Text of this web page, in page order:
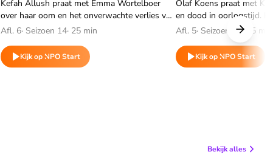
Kefah Allush praat met Emma Wortelboer
over haar oom en het onverwachte verlies van
een vriend en wat dat deed met haar kijk op
accepteren en weer door.
Afl. 6· Seizoen 14· 25 min
Kijk op NPO Start
Olaf Koens praat met
en dood in oorlogstijd.
momenten waarop de
en hoe dat hem toch
Afl. 5· Seizoen 14· 25 min
Kijk op NPO Start
Bekijk alles